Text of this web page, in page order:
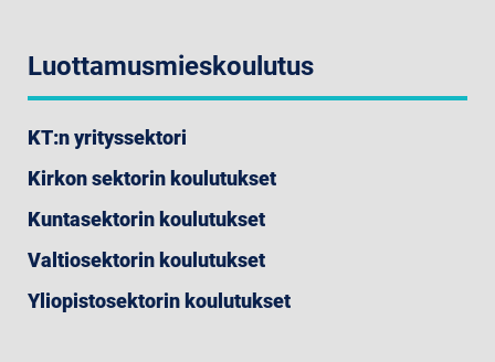
Luottamusmieskoulutus
KT:n yrityssektori
Kirkon sektorin koulutukset
Kuntasektorin koulutukset
Valtiosektorin koulutukset
Yliopistosektorin koulutukset